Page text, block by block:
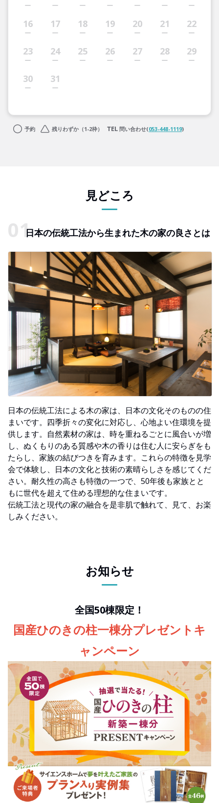
16 17 18 19 20 21 22
23 24 25 26 27 28 29
30 31
予約 残りわずか（1-2枠） 問い合わせ(053-448-1119)
見どころ
日本の伝統工法から生まれた木の家の良さとは
日本の伝統工法による木の家は、日本の文化そのものの住
まいです。四季折々の変化に対応し、心地よい住環境を提
供します。自然素材の家は、時を重ねるごとに風合いが増
し、ぬくもりのある質感や木の香りは住む人に安らぎをも
たらし、家族の結びつきを育みます。これらの特徴を見学
会で体験し、日本の文化と技術の素晴らしさを感じてくだ
さい。耐久性の高さも特徴の一つで、50年後も家族とと
もに世代を超えて住める理想的な住まいです。
伝統工法と現代の家の融合を是非肌で触れて、見て、お楽
しみください。
お知らせ
全国50棟限定！
国産ひのきの柱一棟分プレゼントキ
ャンペーン